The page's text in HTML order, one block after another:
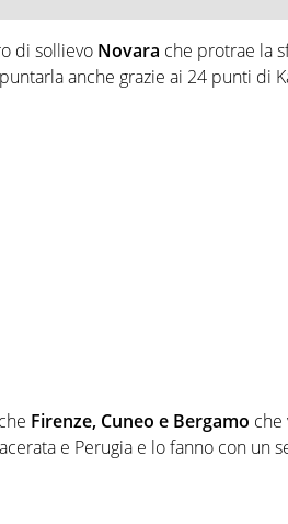
di sollievo Novara che protrae la
anche grazie ai 24 punti di
Firenze, Cuneo e Bergamo che
e Perugia e lo fanno con un